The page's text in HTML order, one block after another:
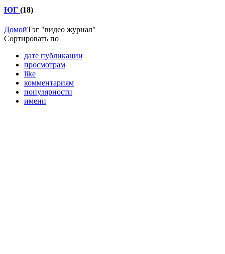
ЮГ (18)
ДомойТэг "видео журнал"
Сортировать по
дате публикации
просмотрам
like
комментариям
популярности
имени